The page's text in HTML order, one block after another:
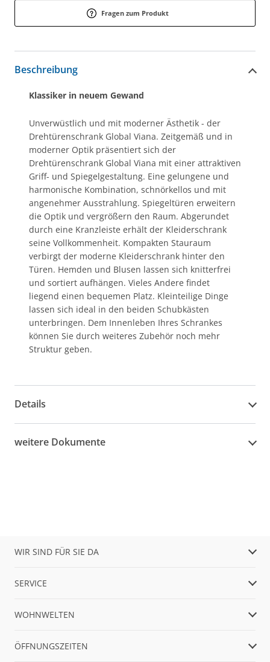
Fragen zum Produkt
Beschreibung
Klassiker in neuem Gewand
Unverwüstlich und mit moderner Ästhetik - der
Drehtürenschrank Global Viana. Zeitgemäß und in
moderner Optik präsentiert sich der
Drehtürenschrank Global Viana mit einer attraktiven
Griff- und Spiegelgestaltung. Eine gelungene und
harmonische Kombination, schnörkellos und mit
angenehmer Ausstrahlung. Spiegeltüren erweitern
die Optik und vergrößern den Raum. Abgerundet
durch eine Kranzleiste erhält der Kleiderschrank
seine Vollkommenheit. Kompakten Stauraum
verbirgt der moderne Kleiderschrank hinter den
Türen. Hemden und Blusen lassen sich knitterfrei
und sortiert aufhängen. Vieles Andere findet
liegend einen bequemen Platz. Kleinteilige Dinge
lassen sich ideal in den beiden Schubkästen
unterbringen. Dem Innenleben Ihres Schrankes
können Sie durch weiteres Zubehör noch mehr
Struktur geben.
Details
weitere Dokumente
WIR SIND FÜR SIE DA
SERVICE
WOHNWELTEN
ÖFFNUNGSZEITEN